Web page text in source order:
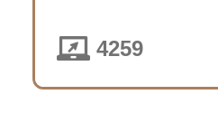
4259